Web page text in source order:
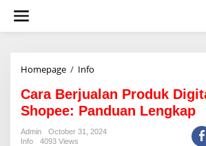
i
Homepage / Info
r
a
B
e
Cara Berjualan Produk
Shopee: Panduan Lengkap
Admin
October 31, 2024
Info
4093 Views